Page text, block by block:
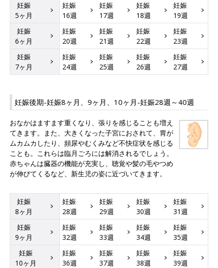
妊娠
5ヶ月
妊娠
16週
妊娠
17週
妊娠
18週
妊娠
19週
妊娠
6ヶ月
妊娠
20週
妊娠
21週
妊娠
22週
妊娠
23週
妊娠
7ヶ月
妊娠
24週
妊娠
25週
妊娠
26週
妊娠
27週
妊娠後期-妊娠8ヶ月、9ヶ月、10ヶ月-妊娠28週～40週
おなかはますます重くなり、張りを感じることも増え
てきます。また、大きくなった子宮におされて、胃が
ムカムカしたり、頻尿やむくみなど不快症状を感じる
ことも。これらは臨月ごろには解消されるでしょう。
赤ちゃんは臓器の機能が充実し、聴覚や髪の毛やつめ
が伸びてくるなど、新生児の姿に近づいてきます。
妊娠
8ヶ月
妊娠
28週
妊娠
29週
妊娠
30週
妊娠
31週
妊娠
9ヶ月
妊娠
32週
妊娠
33週
妊娠
34週
妊娠
35週
妊娠
10ヶ月
妊娠
36週
妊娠
37週
妊娠
38週
妊娠
39週